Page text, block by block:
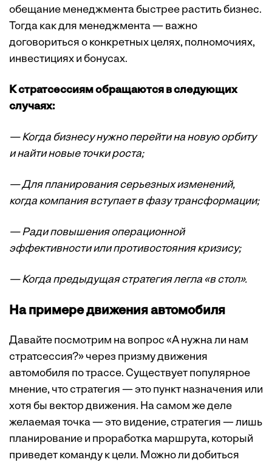
обещание менеджмента быстрее растить бизнес.
Тогда как для менеджмента — важно
договориться о конкретных целях, полномочиях,
инвестициях и бонусах.
К стратсессиям обращаются в следующих
случаях:
— Когда бизнесу нужно перейти на новую орбиту
и найти новые точки роста;
— Для планирования серьезных изменений,
когда компания вступает в фазу трансформации;
— Ради повышения операционной
эффективности или противостояния кризису;
— Когда предыдущая стратегия легла «в стол».
На примере движения автомобиля
Давайте посмотрим на вопрос «А нужна ли нам
стратсессия?» через призму движения
автомобиля по трассе. Существует популярное
мнение, что стратегия — это пункт назначения или
хотя бы вектор движения. На самом же деле
желаемая точка — это видение, стратегия — лишь
планирование и проработка маршрута, который
приведет команду к цели. Можно ли добиться